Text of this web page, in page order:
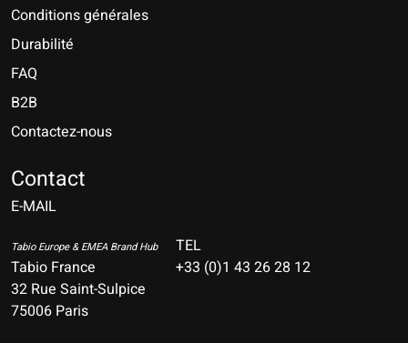
Conditions générales
Durabilité
FAQ
B2B
Contactez-nous
Contact
E-MAIL
Tabio Europe & EMEA Brand Hub
Tabio France
32 Rue Saint-Sulpice
75006 Paris
TEL
+33 (0)1 43 26 28 12